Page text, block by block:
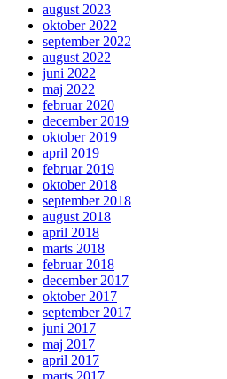
august 2023
oktober 2022
september 2022
august 2022
juni 2022
maj 2022
februar 2020
december 2019
oktober 2019
april 2019
februar 2019
oktober 2018
september 2018
august 2018
april 2018
marts 2018
februar 2018
december 2017
oktober 2017
september 2017
juni 2017
maj 2017
april 2017
marts 2017